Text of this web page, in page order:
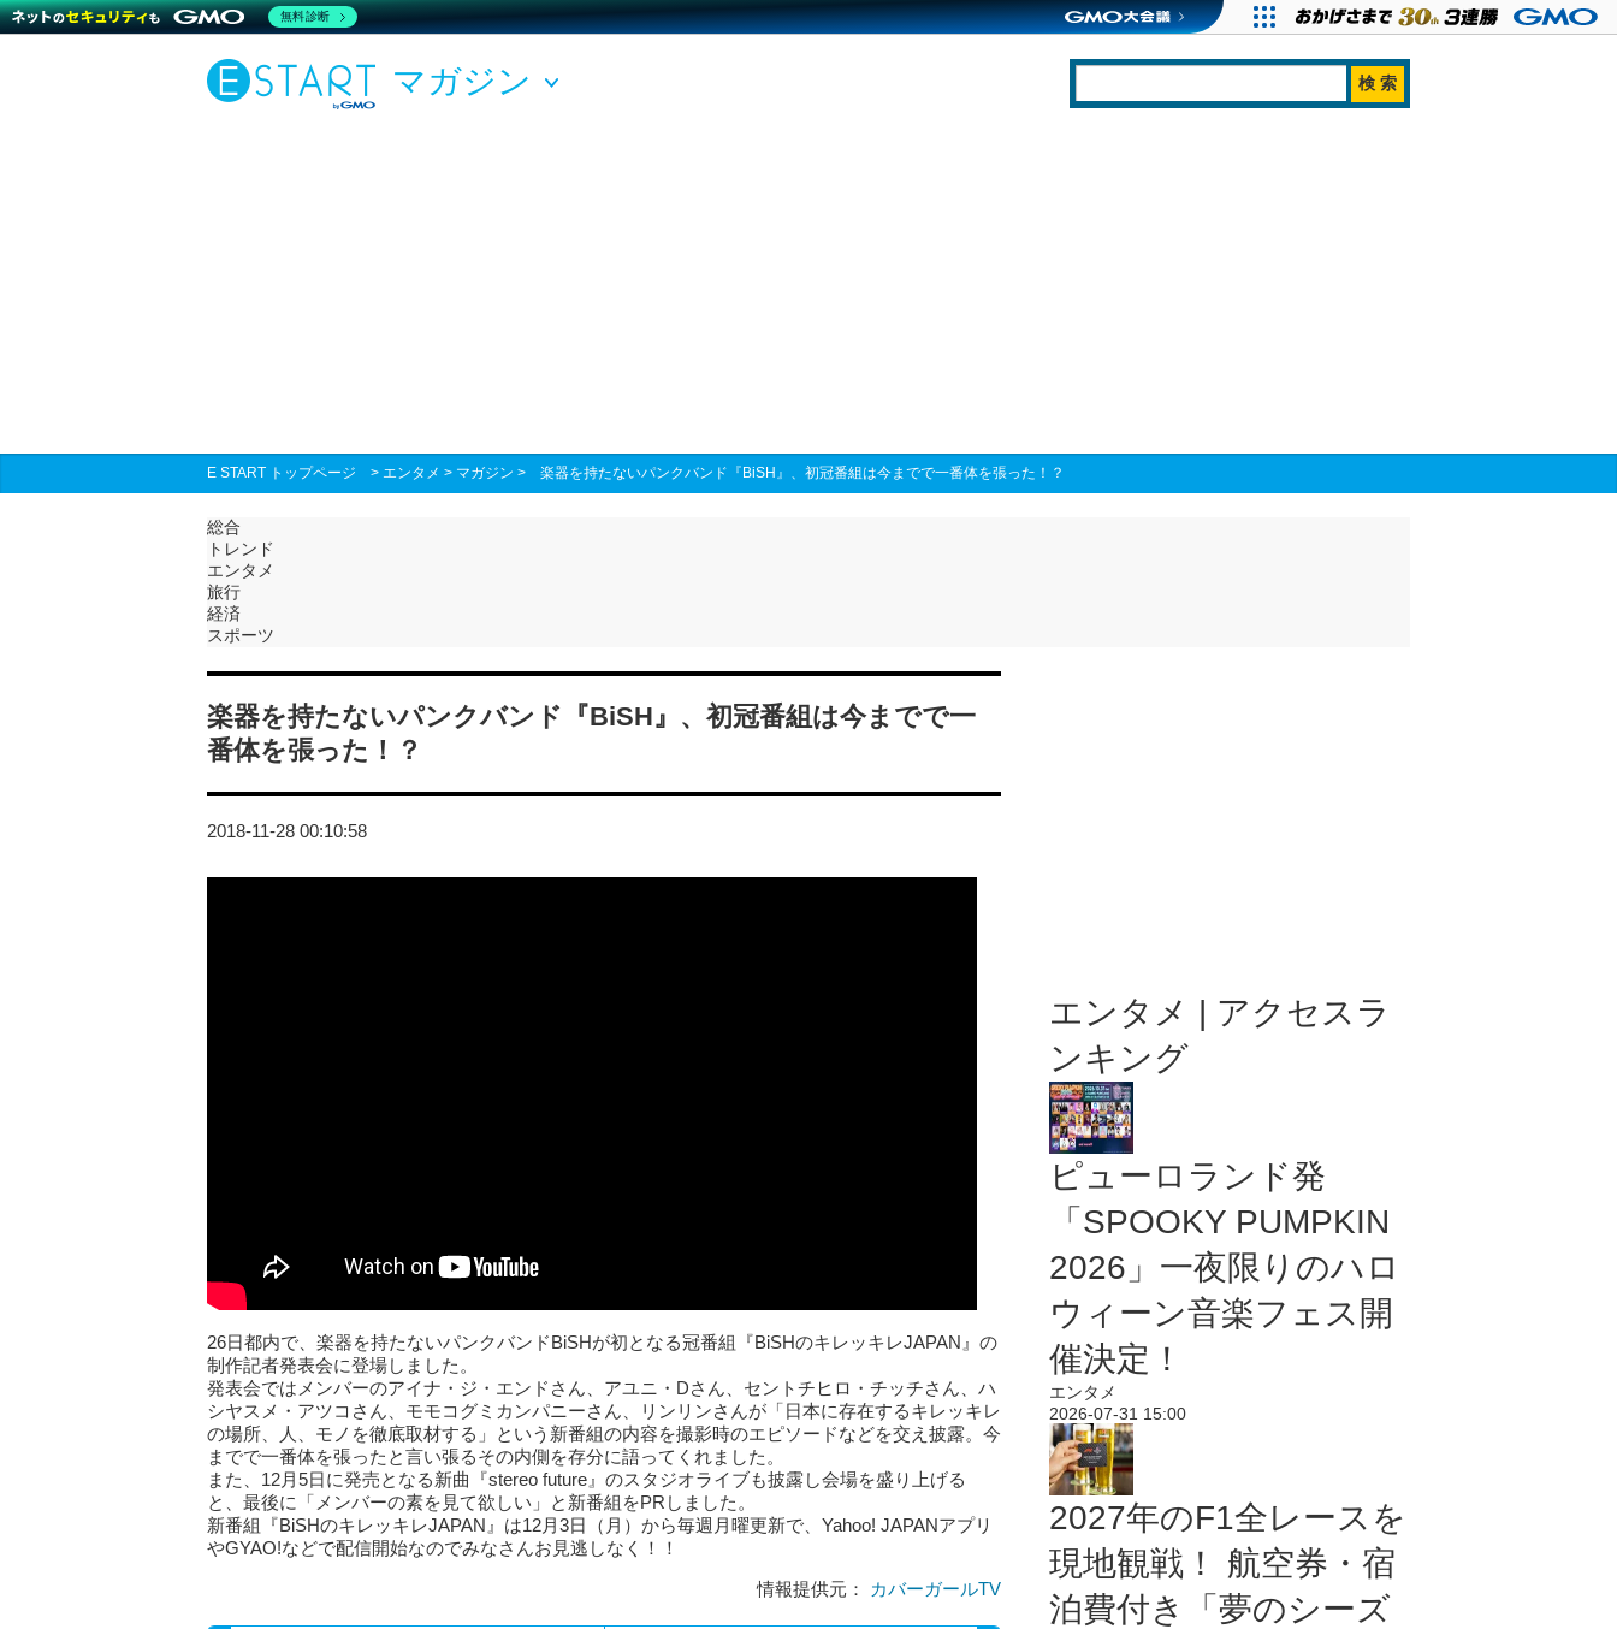
マガジン
E START トップページ > エンタメ > マガジン > 楽器を持たないパンクバンド『BiSH』、初冠番組は今までで一番体を張った！？
総合
トレンド
エンタメ
旅行
経済
スポーツ
楽器を持たないパンクバンド『BiSH』、初冠番組は今までで一
番体を張った！？
2018-11-28 00:10:58
26日都内で、楽器を持たないパンクバンドBiSHが初となる冠番組『BiSHのキレッキレJAPAN』の
制作記者発表会に登場しました。
発表会ではメンバーのアイナ・ジ・エンドさん、アユニ・Dさん、セントチヒロ・チッチさん、ハ
シヤスメ・アツコさん、モモコグミカンパニーさん、リンリンさんが「日本に存在するキレッキレ
の場所、人、モノを徹底取材する」という新番組の内容を撮影時のエピソードなどを交え披露。今
までで一番体を張ったと言い張るその内側を存分に語ってくれました。
また、12月5日に発売となる新曲『stereo future』のスタジオライブも披露し会場を盛り上げる
と、最後に「メンバーの素を見て欲しい」と新番組をPRしました。
新番組『BiSHのキレッキレJAPAN』は12月3日（月）から毎週月曜更新で、Yahoo! JAPANアプリ
やGYAO!などで配信開始なのでみなさんお見逃しなく！！
情報提供元：
カバーガールTV
エンタメ | アクセスラ
ンキング
ピューロランド発
「SPOOKY PUMPKIN
2026」一夜限りのハロ
ウィーン音楽フェス開
催決定！
エンタメ
2026-07-31 15:00
2027年のF1全レースを
現地観戦！ 航空券・宿
泊費付き「夢のシーズ
無料診断